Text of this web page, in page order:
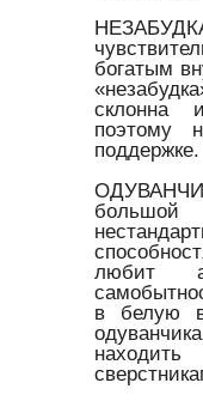
богатым
склонна
поэтому
поддержке.
большой
любит
в белую